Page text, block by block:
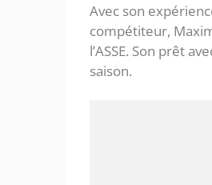
Avec son
compétiteur,
l’ASSE. Son prêt
saison.